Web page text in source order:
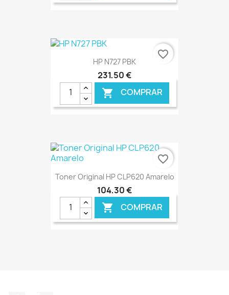
HP N727 PBK
231,50 €
 COMPRAR
€ ONLINE
favorite_border
Toner Original HP CLP620 Amarelo
104,30 €
 COMPRAR
favorite_border